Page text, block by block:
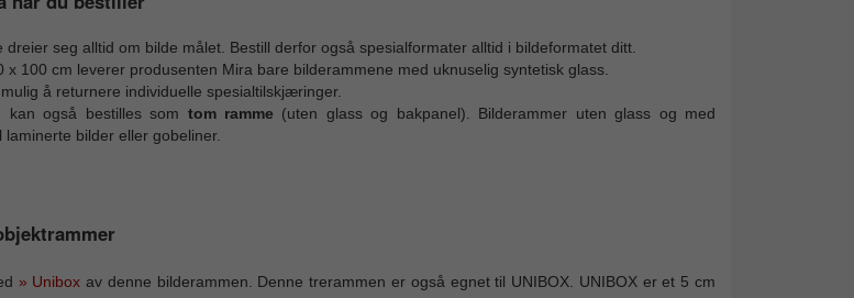
dreier seg alltid om bilde målet. Bestill derfor også spesialformater alltid i bildeformatet ditt.
x 100 cm leverer produsenten Mira bare bilderammene med uknuselig syntetisk glass.
å returnere individuelle spesialtilskjæringer.
kan også bestilles som tom ramme (uten glass og bakpanel). Bilderammer uten glass og med
bilder eller gobeliner.
» Unibox av denne bilderammen. Denne trerammen er også egnet til UNIBOX. UNIBOX er et 5 cm